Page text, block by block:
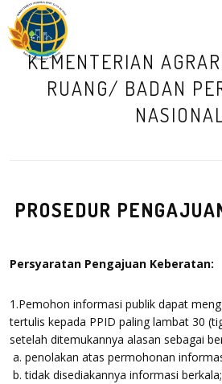
KEMENTERIAN
RUANG/ BADAN
PROSEDUR
Persyaratan Pengajuan Keberatan:
1.Pemohon informasi publik dapat
tertulis kepada PPID paling lambat 30
setelah ditemukannya alasan sebagai
a. penolakan atas permohonan
b. tidak disediakannya informasi berkala;